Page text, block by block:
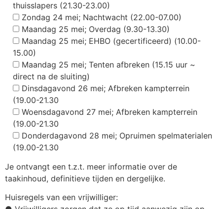
thuisslapers (21.30-23.00)
Zondag 24 mei; Nachtwacht (22.00-07.00)
Maandag 25 mei; Overdag (9.30-13.30)
Maandag 25 mei; EHBO (gecertificeerd) (10.00-
15.00)
Maandag 25 mei; Tenten afbreken (15.15 uur ~
direct na de sluiting)
Dinsdagavond 26 mei; Afbreken kampterrein
(19.00-21.30
Woensdagavond 27 mei; Afbreken kampterrein
(19.00-21.30
Donderdagavond 28 mei; Opruimen spelmaterialen
(19.00-21.30
Je ontvangt een t.z.t. meer informatie over de
taakinhoud, definitieve tijden en dergelijke.
Huisregels van een vrijwilliger: